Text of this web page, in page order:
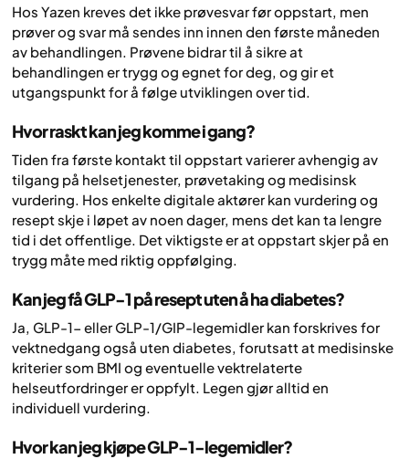
Hos Yazen kreves det ikke prøvesvar før oppstart, men
prøver og svar må sendes inn innen den første måneden
av behandlingen. Prøvene bidrar til å sikre at
behandlingen er trygg og egnet for deg, og gir et
utgangspunkt for å følge utviklingen over tid.
Hvor raskt kan jeg komme i gang?
Tiden fra første kontakt til oppstart varierer avhengig av
tilgang på helsetjenester, prøvetaking og medisinsk
vurdering. Hos enkelte digitale aktører kan vurdering og
resept skje i løpet av noen dager, mens det kan ta lengre
tid i det offentlige. Det viktigste er at oppstart skjer på en
trygg måte med riktig oppfølging.
Kan jeg få GLP-1 på resept uten å ha diabetes?
Ja, GLP-1- eller GLP-1/GIP-legemidler kan forskrives for
vektnedgang også uten diabetes, forutsatt at medisinske
kriterier som BMI og eventuelle vektrelaterte
helseutfordringer er oppfylt. Legen gjør alltid en
individuell vurdering.
Hvor kan jeg kjøpe GLP-1-legemidler?